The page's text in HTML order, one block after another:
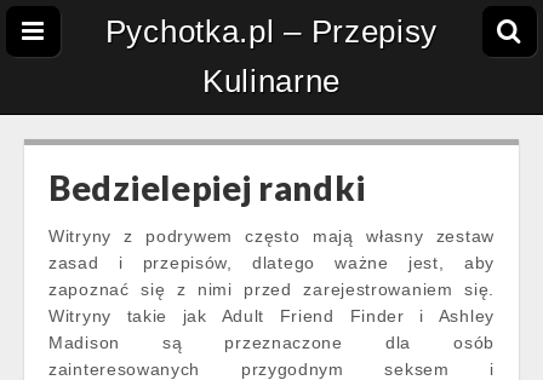
Pychotka.pl – Przepisy
Kulinarne
Bedzielepiej randki
Witryny z podrywem często mają własny zestaw
zasad i przepisów, dlatego ważne jest, aby
zapoznać się z nimi przed zarejestrowaniem się.
Witryny takie jak Adult Friend Finder i Ashley
Madison są przeznaczone dla osób
zainteresowanych przygodnym seksem i